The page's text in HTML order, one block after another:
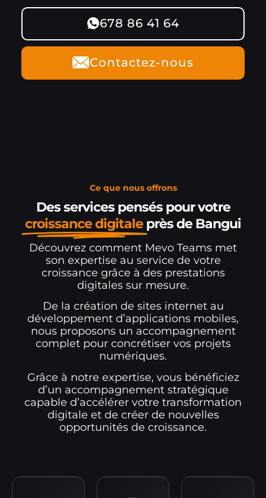
678 86 41 64
Contactez-nous
Ce que nous offrons
Des services pensés pour votre
croissance digitale près de Bangui
Découvrez comment Mevo Teams met
son expertise au service de votre
croissance grâce à des prestations
digitales sur mesure.
De la création de sites internet au
développement d’applications mobiles,
nous proposons un accompagnement
complet pour concrétiser vos projets
numériques.
Grâce à notre expertise, vous bénéficiez
d’un accompagnement stratégique
capable d’accélérer votre transformation
digitale et de créer de nouvelles
opportunités de croissance.